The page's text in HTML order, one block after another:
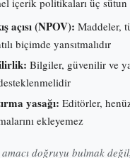
içerik politikaları üç
açısı (NPOV): Maddeler,
biçimde yansıtmalıdır
Bilgiler, güvenilir ve
yasağı: Editörler,
ekleyemez
amacı doğruyu bulmak